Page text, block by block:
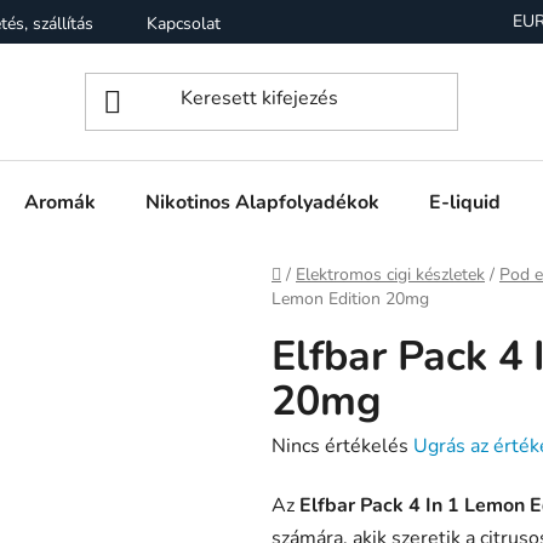
szállítás Kapcsolat Üzleti feltételek
Aromák Nikotinos Alapfolyadékok E-liquid
Kezdőlap
/ Elektromos cigi készletek / Pod
Lemon Edition 20mg
Elfbar Pack 4
20mg
A
átlagos
Nincs értékelés Ugrás az
Az Elfbar Pack 4 In 1 Lemon